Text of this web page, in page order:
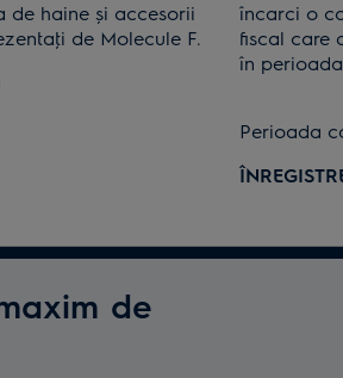
de haine și accesorii
de Molecule F.
încarci o
fiscal care
în
Perioada
de